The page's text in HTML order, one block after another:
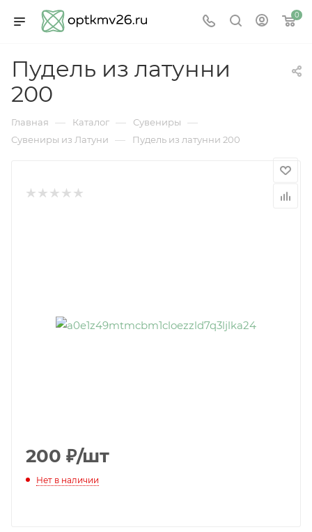
0
Пудель из латунни
200
Главная — Каталог — Сувениры —
Сувениры из Латуни — Пудель из латунни 200
200 ₽/шт
Нет в наличии